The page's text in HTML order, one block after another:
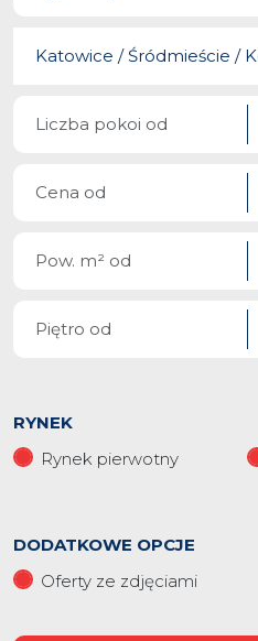
RYNEK
Rynek pierwotny
DODATKOWE OPCJE
Oferty ze zdjęciami